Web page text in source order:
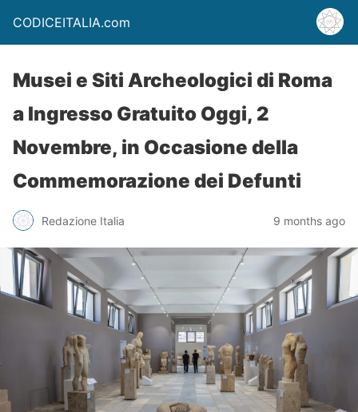
CODICEITALIA.com
Musei e Siti Archeologici di Roma
a Ingresso Gratuito Oggi, 2
Novembre, in Occasione della
Commemorazione dei Defunti
Redazione Italia 9 months ago